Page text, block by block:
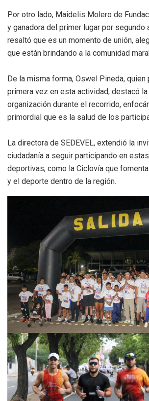
Por otro lado, Maidelis Molero de
y ganadora del primer lugar por segundo
resaltó que es un momento de unión,
que están brindando a la comunidad
De la misma forma, Oswel Pineda, quien
primera vez en esta actividad, destacó la
organización durante el recorrido,
primordial que es la salud de los
La directora de SEDEVEL, extendió la
ciudadanía a seguir participando en
deportivas, como la Ciclovía que
y el deporte dentro de la región.